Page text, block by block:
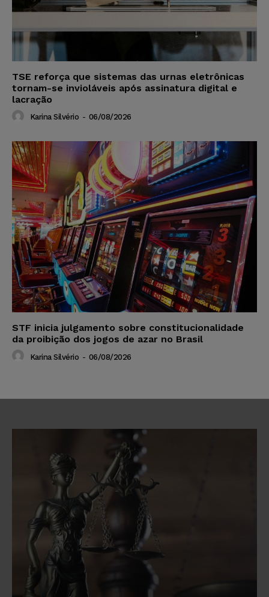
TSE reforça que sistemas das urnas eletrônicas
tornam-se invioláveis após assinatura digital e
lacração
Karina Silvério - 06/08/2026
STF inicia julgamento sobre constitucionalidade
da proibição dos jogos de azar no Brasil
Karina Silvério - 06/08/2026